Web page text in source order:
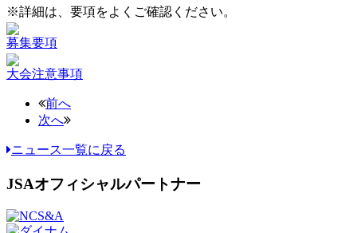
※詳細は、要項をよくご確認ください。
募集要項
大会注意事項
前へ
次へ
ニュース一覧に戻る
JSAオフィシャルパートナー